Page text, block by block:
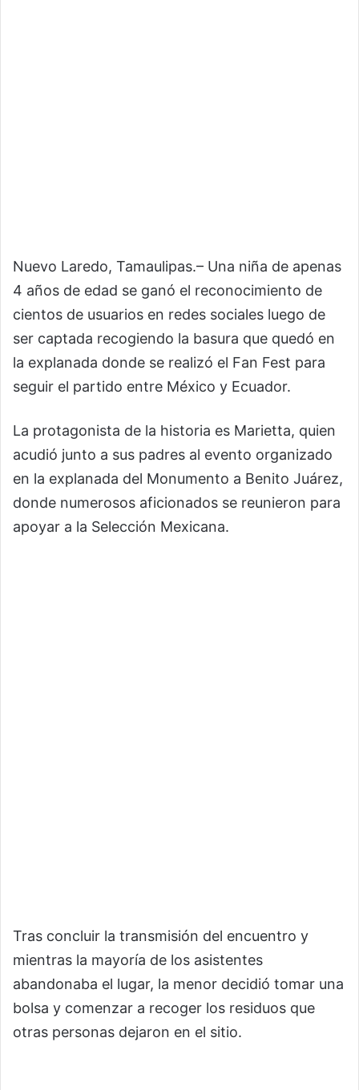
Nuevo Laredo, Tamaulipas.– Una niña de apenas
4 años de edad se ganó el reconocimiento de
cientos de usuarios en redes sociales luego de
ser captada recogiendo la basura que quedó en
la explanada donde se realizó el Fan Fest para
seguir el partido entre México y Ecuador.
La protagonista de la historia es Marietta, quien
acudió junto a sus padres al evento organizado
en la explanada del Monumento a Benito Juárez,
donde numerosos aficionados se reunieron para
apoyar a la Selección Mexicana.
Tras concluir la transmisión del encuentro y
mientras la mayoría de los asistentes
abandonaba el lugar, la menor decidió tomar una
bolsa y comenzar a recoger los residuos que
otras personas dejaron en el sitio.